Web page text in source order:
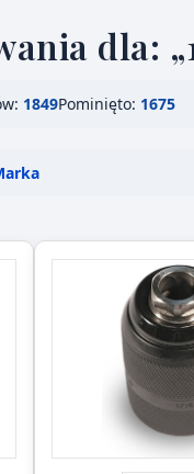
dla:
1849Pominięto: 1675